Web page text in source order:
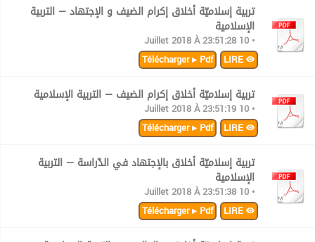
تربية إسلاميّة أخلاق إكرام الضيف و الإجتهاد — التربية
الإسلامية
• 10 Juillet 2018 À 23:51:28
Télécharger ▸ Pdf
تربية إسلاميّة أخلاق إكرام الضيف — التربية الإسلامية
• 10 Juillet 2018 À 23:51:19
Télécharger ▸ Pdf
تربية إسلاميّة أخلاق بالإجتهاد في الدّراسة — التربية
الإسلامية
• 10 Juillet 2018 À 23:51:38
Télécharger ▸ Pdf